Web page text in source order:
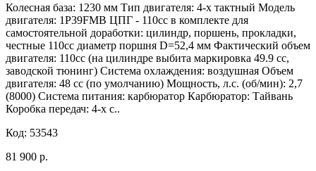
Колесная база: 1230 мм Тип двигателя: 4-х тактный Модель
двигателя: 1P39FMB ЦПГ - 110сс в комплекте для
самостоятельной доработки: цилиндр, поршень, прокладки,
честные 110сс диаметр поршня D=52,4 мм Фактический объем
двигателя: 110сс (на цилиндре выбита маркировка 49.9 cc,
заводской тюнинг) Система охлаждения: воздушная Объем
двигателя: 48 сс (по умолчанию) Мощность, л.с. (об/мин): 2,7
(8000) Система питания: карбюратор Карбюратор: Тайвань
Коробка передач: 4-х с..
Код: 53543
81 900 р.